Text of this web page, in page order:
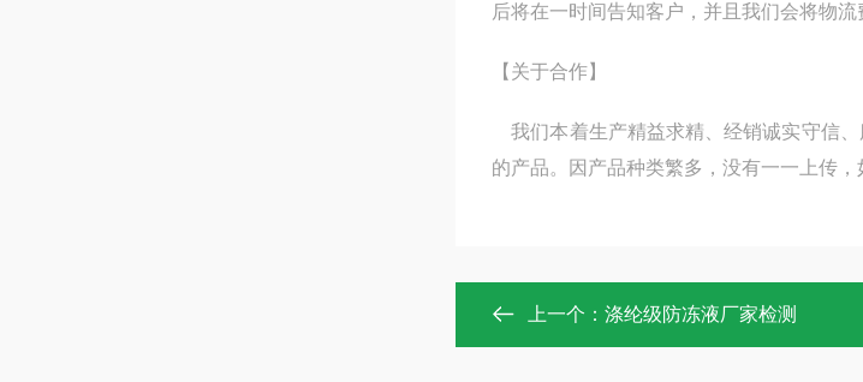
后将在一时间告知客户，并且我们会将物
【关于合作】
我们本着生产精益求精、经销诚实守信
的产品。因产品种类繁多，没有一一上传，
上一个： 涤纶级防冻液厂家检测